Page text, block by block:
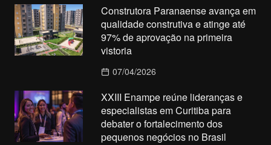
Construtora Paranaense avança em
qualidade construtiva e atinge até
97% de aprovação na primeira
vistoria
07/04/2026
XXIII Enampe reúne lideranças e
especialistas em Curitiba para
debater o fortalecimento dos
pequenos negócios no Brasil